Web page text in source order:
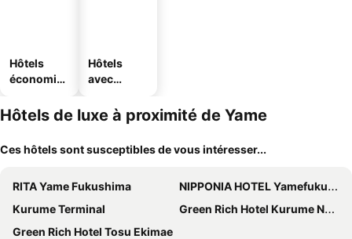
Hôtels
économiq
Hôtels
avec
Hôtels de luxe à proximité de Yame
Ces hôtels sont susceptibles de vous intéresser...
RITA Yame Fukushima
NIPPONIA HOTEL Yamefukushima Merchant Town
Kurume Terminal
Green Rich Hotel Kurume Natural Hot Spring Arimamutsumonnoyu
Green Rich Hotel Tosu Ekimae